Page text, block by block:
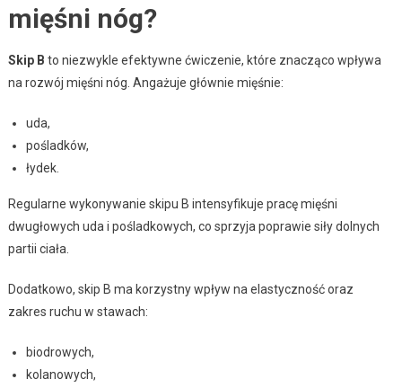
mięśni nóg?
Skip B to niezwykle efektywne ćwiczenie, które znacząco wpływa
na rozwój mięśni nóg. Angażuje głównie mięśnie:
uda,
pośladków,
łydek.
Regularne wykonywanie skipu B intensyfikuje pracę mięśni
dwugłowych uda i pośladkowych, co sprzyja poprawie siły dolnych
partii ciała.
Dodatkowo, skip B ma korzystny wpływ na elastyczność oraz
zakres ruchu w stawach:
biodrowych,
kolanowych,